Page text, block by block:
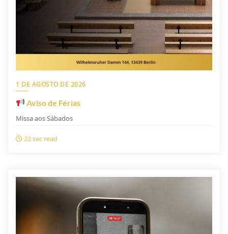
1 DE AGOSTO DE 2026
Aviso de Férias
Missa aos Sábados
22 sec read